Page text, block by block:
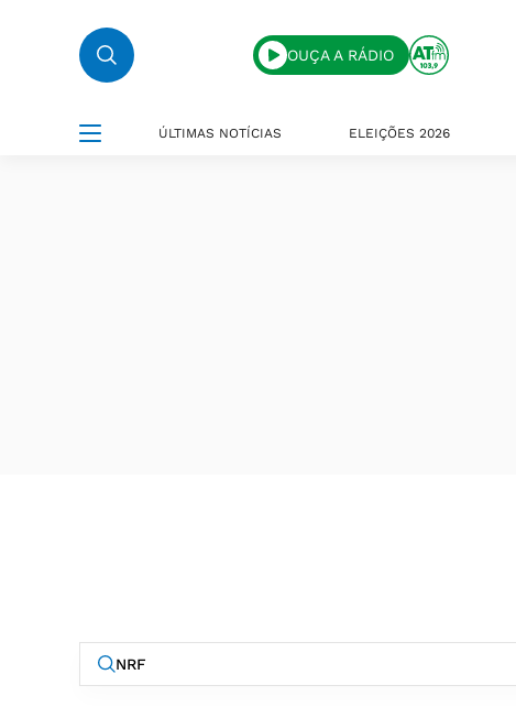
OUÇA A RÁDIO
ÚLTIMAS NOTÍCIAS ELEIÇÕES 2026